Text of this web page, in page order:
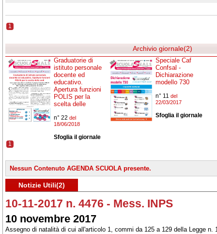
1
Archivio giornale(2)
Graduatorie di
istituto personale
docente ed
educativo.
Apertura funzioni
POLIS per la
scelta delle
n° 22 del
18/06/2018
Sfoglia il giornale
Speciale Caf
Confsal -
Dichiarazione
modello 730
n° 11 del
22/03/2017
Sfoglia il giornale
1
Nessun Contenuto AGENDA SCUOLA presente.
Notizie Utili(2)
10-11-2017 n. 4476 - Mess. INPS
10 novembre 2017
Assegno di natalità di cui all'articolo 1, commi da 125 a 129 della Legge n.